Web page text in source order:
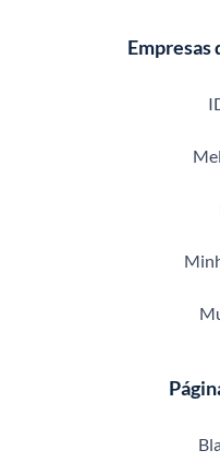
Empresas